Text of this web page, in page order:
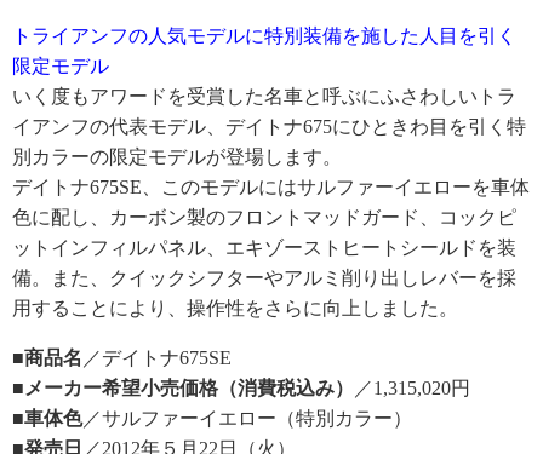
トライアンフの人気モデルに特別装備を施した人目を引く
限定モデル
いく度もアワードを受賞した名車と呼ぶにふさわしいトラ
イアンフの代表モデル、デイトナ675にひときわ目を引く特
別カラーの限定モデルが登場します。
デイトナ675SE、このモデルにはサルファーイエローを車体
色に配し、カーボン製のフロントマッドガード、コックピ
ットインフィルパネル、エキゾーストヒートシールドを装
備。また、クイックシフターやアルミ削り出しレバーを採
用することにより、操作性をさらに向上しました。
■商品名 ／デイトナ675SE
■メーカー希望小売価格（消費税込み）
／1,315,020円
■車体色／サルファーイエロー（特別カラー）
■発売日 ／2012年５月22日（火）